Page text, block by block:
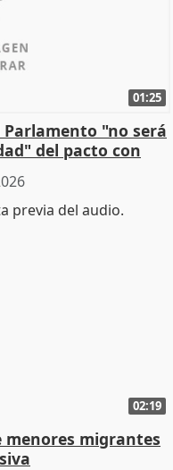
01:25
"no será
del pacto con
02:19
menores migrantes